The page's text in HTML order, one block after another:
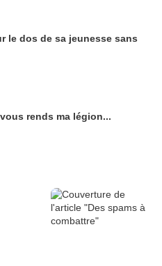
le dos de sa jeunesse sans
rends ma légion...